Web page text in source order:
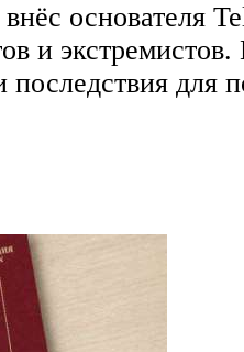
основателя
и
для